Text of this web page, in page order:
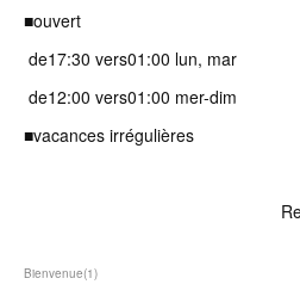
■ouvert
de17:30 vers01:00 lun, mar
de12:00 vers01:00 mer-dim
■vacances irrégulières
Bienvenue(1)